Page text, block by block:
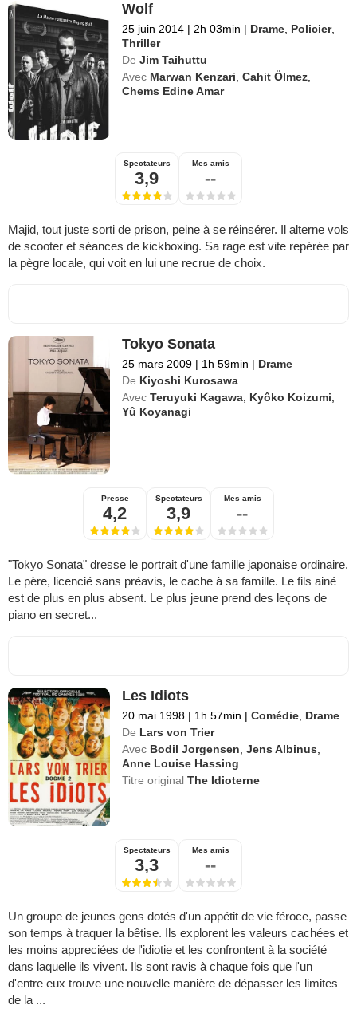
Wolf
25 juin 2014 | 2h 03min | Drame, Policier,
Thriller
De Jim Taihuttu
Avec Marwan Kenzari,Cahit Ölmez,
Chems Edine Amar
Spectateurs
3,9
Mes amis
--
Majid, tout juste sorti de prison, peine à se réinsérer. Il alterne vols
de scooter et séances de kickboxing. Sa rage est vite repérée par
la pègre locale, qui voit en lui une recrue de choix.
Tokyo Sonata
25 mars 2009 | 1h 59min | Drame
De Kiyoshi Kurosawa
Avec Teruyuki Kagawa Kyôko Koizumi
Yû Koyanagi
Presse
4,2
Spectateurs
3,9
Mes amis
--
"Tokyo Sonata" dresse le portrait d'une famille japonaise ordinaire.
Le père, licencié sans préavis, le cache à sa famille. Le fils ainé
est de plus en plus absent. Le plus jeune prend des leçons de
piano en secret...
Les Idiots
20 mai 1998 | 1h 57min | Comédie Drame
De Lars von Trier
Avec Bodil Jorgensen ,Jens Albinus
Anne Louise Hassing
Titre originalThe Idioterne
Spectateurs
3,3
Mes amis
--
Un groupe de jeunes gens dotés d'un appétit de vie féroce, passe
son temps à traquer la bêtise. Ils explorent les valeurs cachées et
les moins appreciées de l'idiotie et les confrontent à la société
dans laquelle ils vivent. Ils sont ravis à chaque fois que l'un
d'entre eux trouve une nouvelle manière de dépasser les limites
de la ...